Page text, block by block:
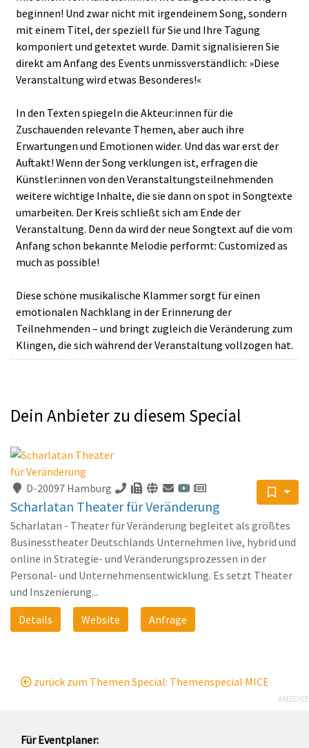
beginnen! Und zwar nicht mit irgendeinem Song, sondern
mit einem Titel, der speziell für Sie und Ihre Tagung
komponiert und getextet wurde. Damit signalisieren Sie
direkt am Anfang des Events unmissverständlich: »Diese
Veranstaltung wird etwas Besonderes!«
In den Texten spiegeln die Akteur:innen für die
Zuschauenden relevante Themen, aber auch ihre
Erwartungen und Emotionen wider. Und das war erst der
Auftakt! Wenn der Song verklungen ist, erfragen die
Künstler:innen von den Veranstaltungsteilnehmenden
weitere wichtige Inhalte, die sie dann on spot in Songtexte
umarbeiten. Der Kreis schließt sich am Ende der
Veranstaltung. Denn da wird der neue Songtext auf die vom
Anfang schon bekannte Melodie performt: Customized as
much as possible!
Diese schöne musikalische Klammer sorgt für einen
emotionalen Nachklang in der Erinnerung der
Teilnehmenden – und bringt zugleich die Veränderung zum
Klingen, die sich während der Veranstaltung vollzogen hat.
Dein Anbieter zu diesem Special
D-20097 Hamburg
Scharlatan Theater für Veränderung
Scharlatan - Theater für Veränderung begleitet als größtes
Businesstheater Deutschlands Unternehmen live, hybrid und
online in Strategie- und Veränderungsprozessen in der
Personal- und Unternehmensentwicklung. Es setzt Theater
und Inszenierung...
Details
Website Anfrage
zurück zum Themen Special: Themenspecial MICE
ANZEIGE
Für Eventplaner: